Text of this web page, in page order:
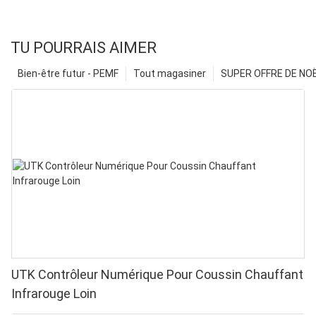
TU POURRAIS AIMER
SUPER OFFRE DE
Tout magasiner
Bien-être futur - PEMF
UTK Contrôleur Numérique Pour Coussin Chauffant
Infrarouge Loin